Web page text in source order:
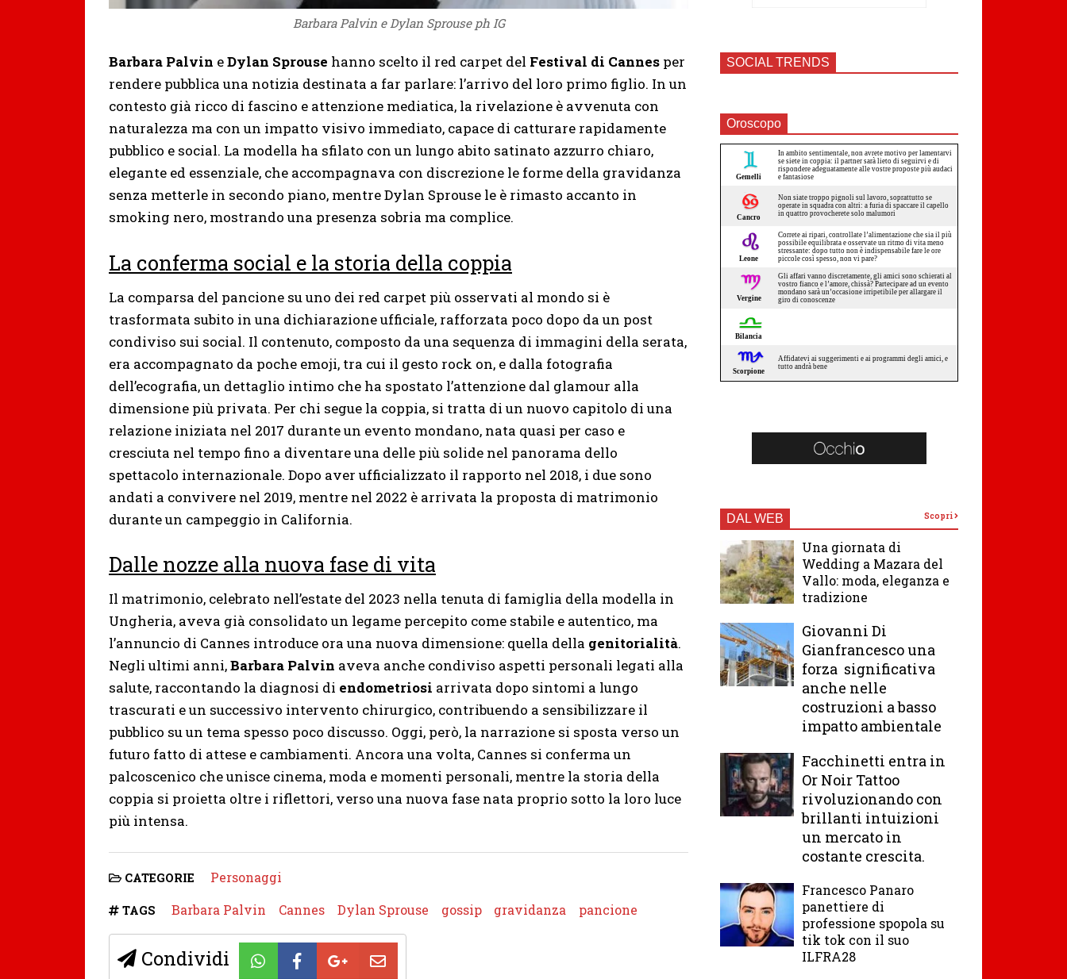
Barbara Palvin e Dylan Sprouse ph IG
Barbara Palvin eDylan Sprouse hanno scelto il red carpet del Festival di Cannes per
rendere pubblica una notizia destinata a far parlare: l’arrivo del loro primo figlio. In un
contesto già ricco di fascino e attenzione mediatica, la rivelazione è avvenuta con
naturalezza ma con un impatto visivo immediato, capace di catturare rapidamente
pubblico e social. La modella ha sfilato con un lungo abito satinato azzurro chiaro,
elegante ed essenziale, che accompagnava con discrezione le forme della gravidanza
senza metterle in secondo piano, mentre Dylan Sprouse le è rimasto accanto in
smoking nero, mostrando una presenza sobria ma complice.
La conferma social e la storia della coppia
La comparsa del pancione su uno dei red carpet più osservati al mondo si è
trasformata subito in una dichiarazione ufficiale, rafforzata poco dopo da un post
condiviso sui social. Il contenuto, composto da una sequenza di immagini della serata,
era accompagnato da poche emoji, tra cui il gesto rock on, e dalla fotografia
dell’ecografia, un dettaglio intimo che ha spostato l’attenzione dal glamour alla
dimensione più privata. Per chi segue la coppia, si tratta di un nuovo capitolo di una
relazione iniziata nel 2017 durante un evento mondano, nata quasi per caso e
cresciuta nel tempo fino a diventare una delle più solide nel panorama dello
spettacolo internazionale. Dopo aver ufficializzato il rapporto nel 2018, i due sono
andati a convivere nel 2019, mentre nel 2022 è arrivata la proposta di matrimonio
durante un campeggio in California.
Dalle nozze alla nuova fase di vita
Il matrimonio, celebrato nell’estate del 2023 nella tenuta di famiglia della modella in
Ungheria, aveva già consolidato un legame percepito come stabile e autentico, ma
l’annuncio di Cannes introduce ora una nuova dimensione: quella della genitorialità.
Negli ultimi anni,Barbara Palvin aveva anche condiviso aspetti personali legati alla
salute, raccontando la diagnosi di endometriosi arrivata dopo sintomi a lungo
trascurati e un successivo intervento chirurgico, contribuendo a sensibilizzare il
pubblico su un tema spesso poco discusso. Oggi, però, la narrazione si sposta verso un
futuro fatto di attese e cambiamenti. Ancora una volta, Cannes si conferma un
palcoscenico che unisce cinema, moda e momenti personali, mentre la storia della
coppia si proietta oltre i riflettori, verso una nuova fase nata proprio sotto la loro luce
più intensa.
CATEGORIE Personaggi
TAGS Barbara Palvin Cannes Dylan Sprouse gossip gravidanza pancione
Condividi
SOCIAL TRENDS
Oroscopo
DAL WEB Scopri
Una giornata di
Wedding a Mazara del
Vallo: moda, eleganza e
tradizione
Giovanni Di
Gianfrancesco una
forza significativa
anche nelle
costruzioni a basso
impatto ambientale
Facchinetti entra in
Or Noir Tattoo
rivoluzionando con
brillanti intuizioni
un mercato in
costante crescita.
Francesco Panaro
panettiere di
professione spopola su
tik tok con il suo
ILFRA28